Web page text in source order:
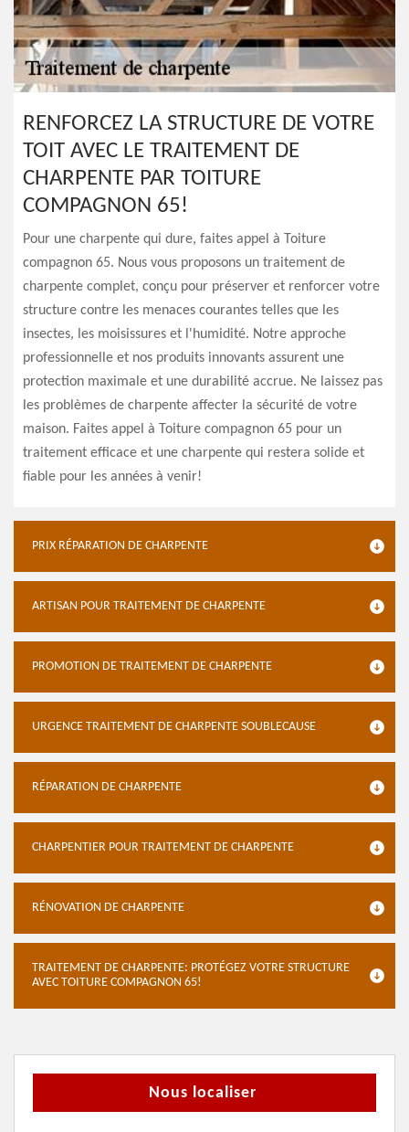
RENFORCEZ LA STRUCTURE DE VOTRE
TOIT AVEC LE TRAITEMENT DE
CHARPENTE PAR TOITURE
COMPAGNON 65!
Pour une charpente qui dure, faites appel à Toiture
compagnon 65. Nous vous proposons un traitement de
charpente complet, conçu pour préserver et renforcer votre
structure contre les menaces courantes telles que les
insectes, les moisissures et l'humidité. Notre approche
professionnelle et nos produits innovants assurent une
protection maximale et une durabilité accrue. Ne laissez pas
les problèmes de charpente affecter la sécurité de votre
maison. Faites appel à Toiture compagnon 65 pour un
traitement efficace et une charpente qui restera solide et
fiable pour les années à venir!
PRIX RÉPARATION DE CHARPENTE
ARTISAN POUR TRAITEMENT DE CHARPENTE
PROMOTION DE TRAITEMENT DE CHARPENTE
URGENCE TRAITEMENT DE CHARPENTE SOUBLECAUSE
RÉPARATION DE CHARPENTE
CHARPENTIER POUR TRAITEMENT DE CHARPENTE
RÉNOVATION DE CHARPENTE
TRAITEMENT DE CHARPENTE: PROTÉGEZ VOTRE STRUCTURE
AVEC TOITURE COMPAGNON 65!
Nous localiser